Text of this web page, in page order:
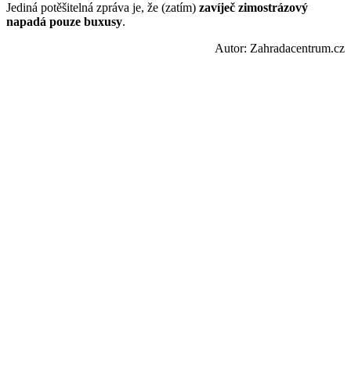
Jediná potěšitelná zpráva je, že (zatím) zavíječ zimostrázový
napadá pouze buxusy.
Autor: Zahradacentrum.cz